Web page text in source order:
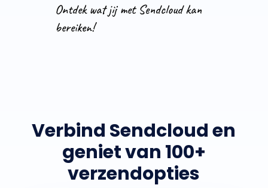
Ontdek wat jij met Sendcloud kan
bereiken!
Verbind Sendcloud en
geniet van 100+
verzendopties